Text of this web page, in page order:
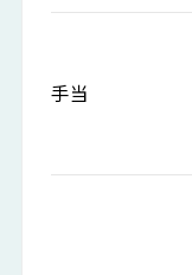
手当